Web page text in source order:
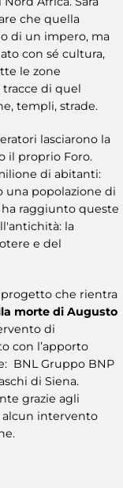
che quella
di un impero, ma
con sé cultura,
le zone
di quel
templi, strade.
lasciarono la
il proprio Foro.
di abitanti:
una popolazione di
raggiunto queste
la
e del
progetto che rientra
morte di Augusto
di
con l’apporto
BNL Gruppo BNP
di Siena.
grazie agli
intervento